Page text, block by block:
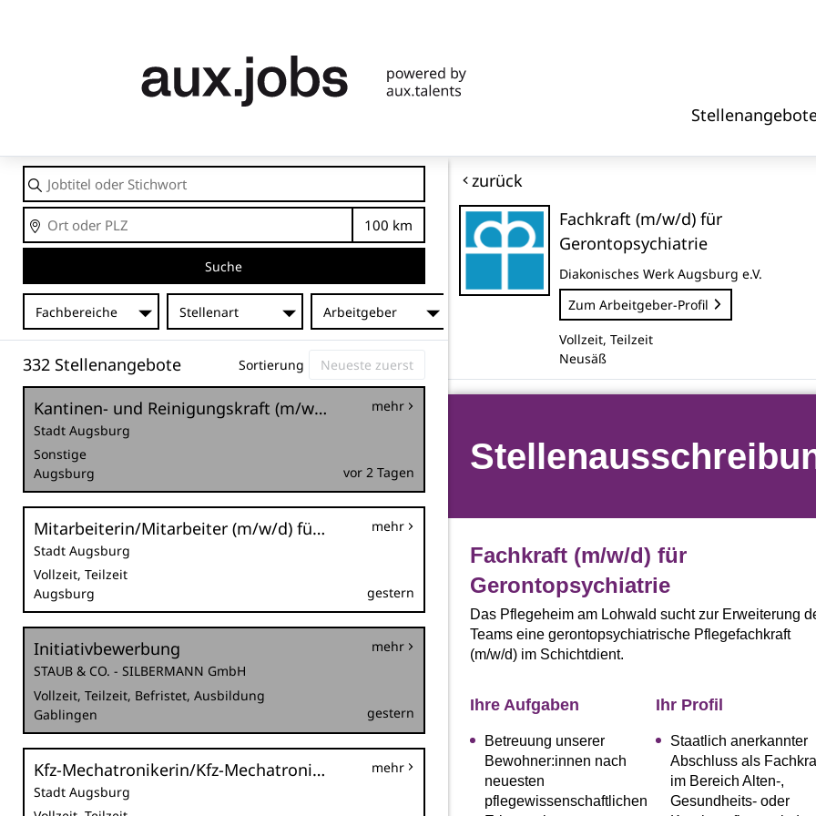
Jobtitel
oder
Stichwort
Ort
Entfernung
Suche
Fachbereiche Stellenart Arbeitgeber
332 Stellenangebote Sortierung
Kantinen- und Reinigungskraft (m/w/d) befristet als Krankheitsvertretung
Stadt Augsburg
Sonstige
Augsburg
mehr
vor 2 Tagen
Mitarbeiterin/Mitarbeiter (m/w/d) für den städtischen Ordnungsdienst im Außendienst für die Nachtschicht
Stadt Augsburg
Vollzeit, Teilzeit
Augsburg
mehr
gestern
Initiativbewerbung
STAUB & CO. - SILBERMANN GmbH
Vollzeit, Teilzeit, Befristet, Ausbildung
Gablingen
mehr
gestern
Kfz-Mechatronikerin/Kfz-Mechatroniker (m/w/d) bzw. Land- und Baumaschinenmechatronikerin/Land- und Baumaschinenmechatroniker (m/w/d) im Sachgebiet Kraftfahrzeugtechnik
Stadt Augsburg
mehr
zurück
Fachkraft (m/w/d) für
Gerontopsychiatrie
Diakonisches Werk Augsburg e.V.
Zum Arbeitgeber-Profil
Vollzeit, Teilzeit
Neusäß